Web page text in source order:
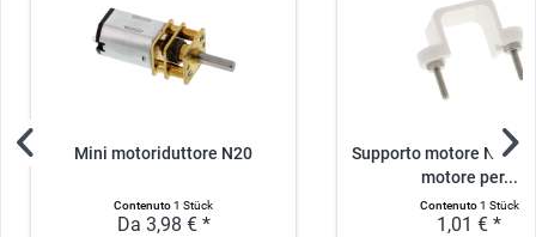
Mini motoriduttore N20
Contenuto1 Stück
Da 3,98 € *
Supporto motore N20
motore per...
Contenuto1 Stück
1,01 € *